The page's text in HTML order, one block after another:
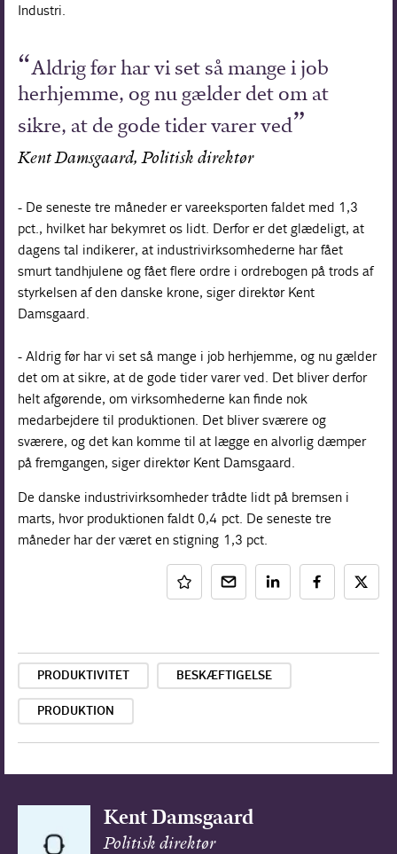
Industri.
Aldrig før har vi set så mange i job
herhjemme, og nu gælder det om at
sikre, at de gode tider varer ved
Kent Damsgaard, Politisk direktør
- De seneste tre måneder er vareeksporten faldet med 1,3
pct., hvilket har bekymret os lidt. Derfor er det glædeligt, at
dagens tal indikerer, at industrivirksomhederne har fået
smurt tandhjulene og fået flere ordre i ordrebogen på trods af
styrkelsen af den danske krone, siger direktør Kent
Damsgaard.
- Aldrig før har vi set så mange i job herhjemme, og nu gælder
det om at sikre, at de gode tider varer ved. Det bliver derfor
helt afgørende, om virksomhederne kan finde nok
medarbejdere til produktionen. Det bliver sværere og
sværere, og det kan komme til at lægge en alvorlig dæmper
på fremgangen, siger direktør Kent Damsgaard.
De danske industrivirksomheder trådte lidt på bremsen i
marts, hvor produktionen faldt 0,4 pct. De seneste tre
måneder har der været en stigning 1,3 pct.
PRODUKTIVITET BESKÆFTIGELSE
PRODUKTION
Kent Damsgaard
Politisk direktør